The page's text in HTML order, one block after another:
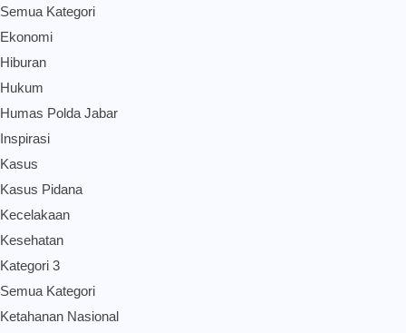
Semua Kategori
Ekonomi
Hiburan
Hukum
Humas Polda Jabar
Inspirasi
Kasus
Kasus Pidana
Kecelakaan
Kesehatan
Kategori 3
Semua Kategori
Ketahanan Nasional